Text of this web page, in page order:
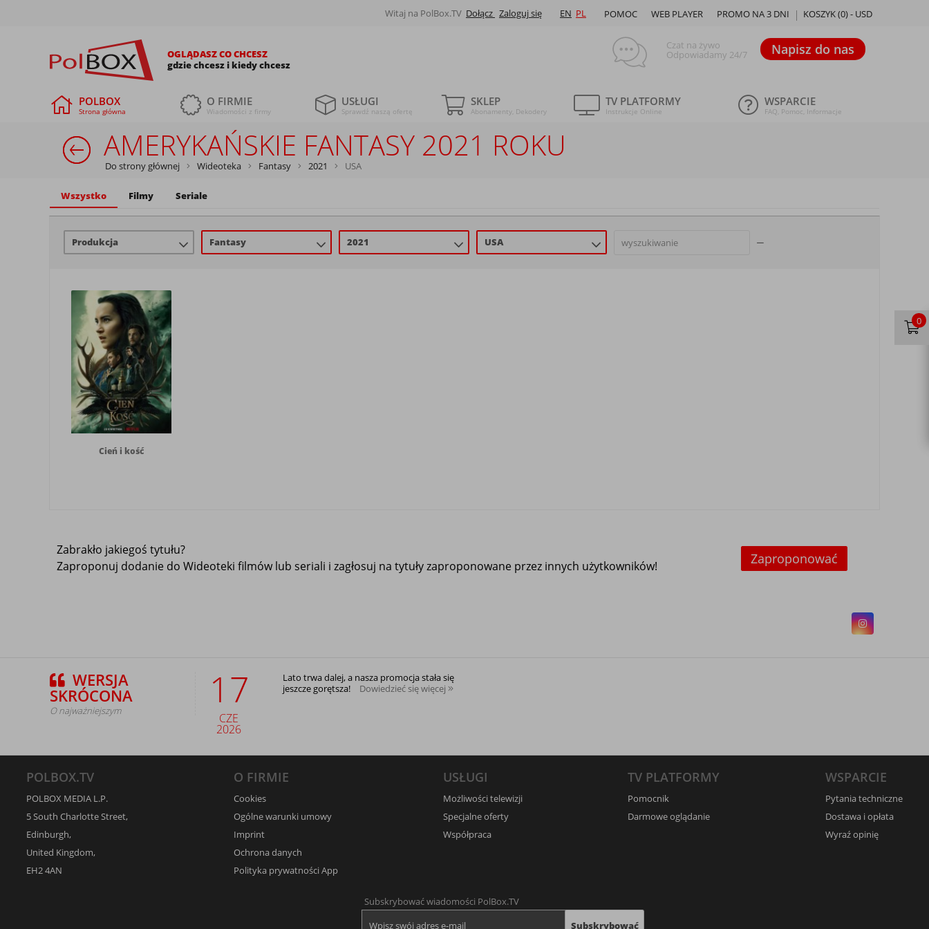
Witaj na PolBox.TV Dołącz Zaloguj się EN PL KOSZYK (0) - USD
PROMO NA 3 DNI
WEB PLAYER
POMOC
OGLĄDASZ CO CHCESZ
gdzie chcesz i kiedy chcesz
Czat na żywo
Odpowiadamy 24/7 Napisz do nas
POLBOX
Strona główna
O FIRMIE
Wiadomości z firmy
USŁUGI
Sprawdź naszą ofertę
SKLEP
Abonamenty, Dekodery
TV PLATFORMY
Instrukcje Online
WSPARCIE
FAQ, Pomoc, Informacje
AMERYKAŃSKIE FANTASY 2021 ROKU
Do strony głównej Wideoteka Fantasy 2021 USA
Wszystko Filmy Seriale
Produkcja Fantasy 2021 USA
Cień i kość
Zabrakło jakiegoś tytułu?
Zaproponuj dodanie do Wideoteki filmów lub seriali i zagłosuj na tytuły zaproponowane przez innych użytkowników!
Zaproponować
WERSJA
SKRÓCONA
O najważniejszym 17
CZE
2026
Lato trwa dalej, a nasza promocja stała się
jeszcze gorętsza!
Dowiedzieć się więcej
0
POLBOX.TV
POLBOX MEDIA L.P.
5 South Charlotte Street,
Edinburgh,
United Kingdom,
EH2 4AN
O FIRMIE
Cookies
Ogólne warunki umowy
Imprint
Ochrona danych
Polityka prywatności App
USŁUGI
Możliwości telewizji
Specjalne oferty
Współpraca
TV PLATFORMY
Pomocnik
Darmowe oglądanie
WSPARCIE
Pytania techniczne
Dostawa i opłata
Wyraź opinię
Subskrybować wiadomości PolBox.TV
Subskrybować